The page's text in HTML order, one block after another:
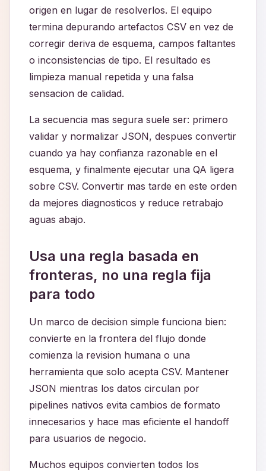
origen en lugar de resolverlos. El equipo
termina depurando artefactos CSV en vez de
corregir deriva de esquema, campos faltantes
o inconsistencias de tipo. El resultado es
limpieza manual repetida y una falsa
sensacion de calidad.
La secuencia mas segura suele ser: primero
validar y normalizar JSON, despues convertir
cuando ya hay confianza razonable en el
esquema, y finalmente ejecutar una QA ligera
sobre CSV. Convertir mas tarde en este orden
da mejores diagnosticos y reduce retrabajo
aguas abajo.
Usa una regla basada en
fronteras, no una regla fija
para todo
Un marco de decision simple funciona bien:
convierte en la frontera del flujo donde
comienza la revision humana o una
herramienta que solo acepta CSV. Mantener
JSON mientras los datos circulan por
pipelines nativos evita cambios de formato
innecesarios y hace mas eficiente el handoff
para usuarios de negocio.
Muchos equipos convierten todos los